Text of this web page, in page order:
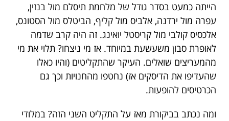
הייתה כמעט בסדר גודל של מלחמת תיסלם מול בנזין,
עפרה מול ירדנה, אלביס מול קליף, הביטלס מול הסטונס,
אלכסיס קולבי מול קריסטל יואינג. זה היה קרב שדמה
לאופרת סבון משעשעת במיוחד. אז מי ניצחו? תלוי את מי
מהמעריצים שואלים. העיקר שהתקליטים (והיו כאלו
שהעדיפו את הדיסקים אז) נחטפו מהחנויות וכך גם
הכרטיסים להופעות.
ומה נכתב בביקורת מאז על התקליט השני הזה? במלודי